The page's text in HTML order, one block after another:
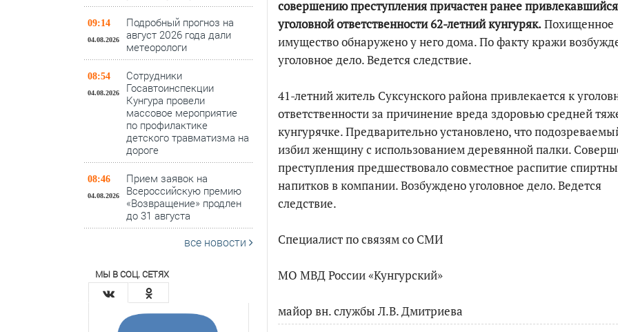
09:14
04.08.2026
Подробный прогноз на
август 2026 года дали
метеорологи
08:54
04.08.2026
Сотрудники
Госавтоинспекции
Кунгура провели
массовое мероприятие
по профилактике
детского травматизма на
дороге
08:46
04.08.2026
Прием заявок на
Всероссийскую премию
«Возвращение» продлен
до 31 августа
все новости
МЫ В СОЦ. СЕТЯХ
совершению преступления причастен ранее
уголовной ответственности 62-летний кунгуряк.Похищенное
имущество обнаружено у него дома. По факту кражи
уголовное дело. Ведется следствие.
41-летний житель Суксунского района привлекается к
ответственности за причинение вреда здоровью средней
кунгурячке. Предварительно установлено, что
избил женщину с использованием деревянной палки.
преступления предшествовало совместное распитие
напитков в компании. Возбуждено уголовное дело. Ведется
следствие.
Специалист по связям со СМИ
МО МВД России «Кунгурский»
майор вн. службы Л.В. Дмитриева